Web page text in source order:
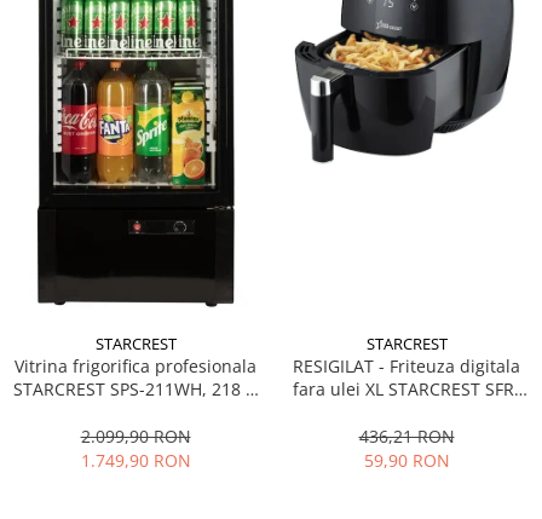
STARCREST
Vitrina frigorifica profesionala
STARCREST SPS-211WH, 218 L,
LED, H 141 cm, Negru
2.099,90 RON
1.749,90 RON
STARCREST
RESIGILAT - Friteuza digitala
fara ulei XL STARCREST SFR-
Termostat 80 - 200 °C, 8
programe predefinite, Negru
436,21 RON
59,90 RON